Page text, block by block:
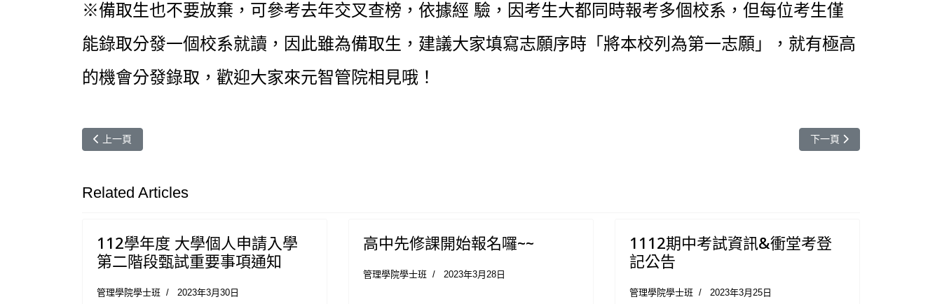
※備取生也不要放棄，可參考去年交叉查榜，依據經 驗，因考生大都同時報考多個校系，但每位考生僅
能錄取分發一個校系就讀，因此雖為備取生，建議大家填寫志願序時「將本校列為第一志願」，就有極高
的機會分發錄取，歡迎大家來元智管院相見哦！
上一篇文章: 【高中先修班—微積分】課程開班囉~
上一頁 下一篇文章: 【申請入學面試
下一頁
Related Articles
112學年度 大學個人申請入學
第二階段甄試重要事項通知
管理學院學士班 2023年3月30日
高中先修課開始報名囉~~
管理學院學士班 2023年3月28日
1112期中考試資訊&衝堂考登
記公告
管理學院學士班 2023年3月25日